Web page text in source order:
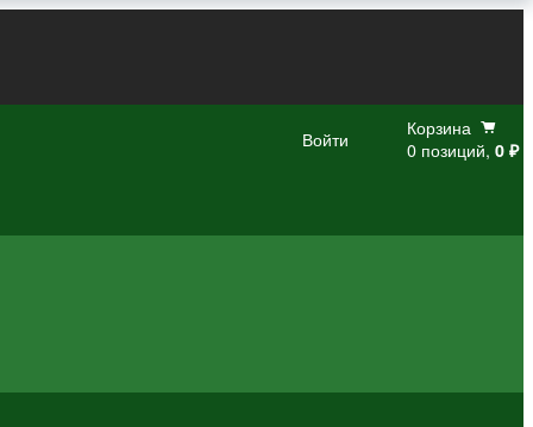
Войти
Корзина
0 позиций, 0 ₽